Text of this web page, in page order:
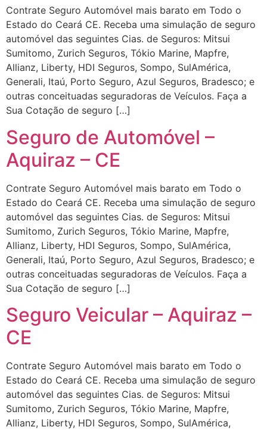
Contrate Seguro Automóvel mais barato em Todo o
Estado do Ceará CE. Receba uma simulação de seguro
automóvel das seguintes Cias. de Seguros: Mitsui
Sumitomo, Zurich Seguros, Tókio Marine, Mapfre,
Allianz, Liberty, HDI Seguros, Sompo, SulAmérica,
Generali, Itaú, Porto Seguro, Azul Seguros, Bradesco; e
outras conceituadas seguradoras de Veículos. Faça a
Sua Cotação de seguro […]
Seguro de Automóvel –
Aquiraz – CE
Contrate Seguro Automóvel mais barato em Todo o
Estado do Ceará CE. Receba uma simulação de seguro
automóvel das seguintes Cias. de Seguros: Mitsui
Sumitomo, Zurich Seguros, Tókio Marine, Mapfre,
Allianz, Liberty, HDI Seguros, Sompo, SulAmérica,
Generali, Itaú, Porto Seguro, Azul Seguros, Bradesco; e
outras conceituadas seguradoras de Veículos. Faça a
Sua Cotação de seguro […]
Seguro Veicular – Aquiraz –
CE
Contrate Seguro Automóvel mais barato em Todo o
Estado do Ceará CE. Receba uma simulação de seguro
automóvel das seguintes Cias. de Seguros: Mitsui
Sumitomo, Zurich Seguros, Tókio Marine, Mapfre,
Allianz, Liberty, HDI Seguros, Sompo, SulAmérica,